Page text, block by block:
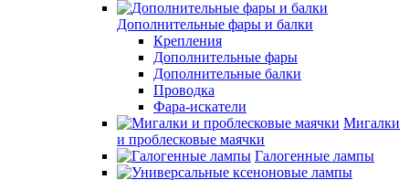
Дополнительные фары и балки
Крепления
Дополнительные фары
Дополнительные балки
Проводка
Фара-искатели
Мигалки
и проблесковые маячки
Галогенные лампы